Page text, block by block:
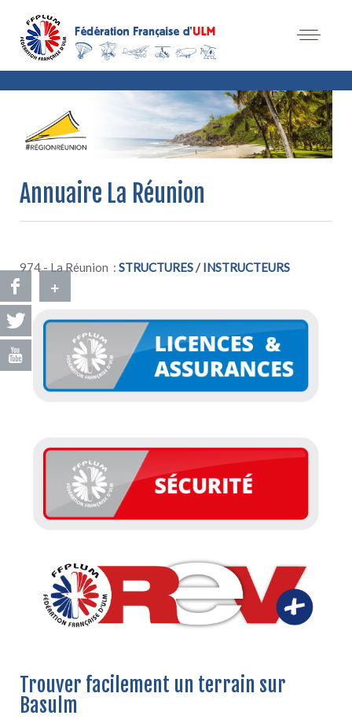
Annuaire La Réunion
974 - La Réunion : STRUCTURES/INSTRUCTEURS
Trouver facilement un terrain sur
Basulm
+